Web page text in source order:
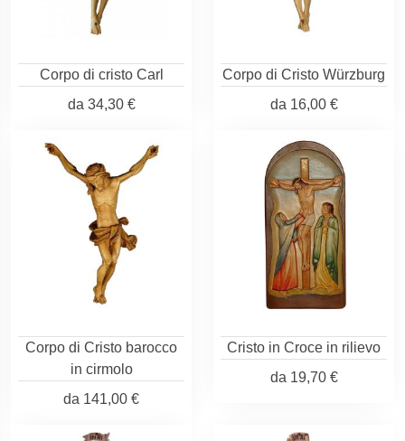
Corpo di cristo Carl
da 34,30 €
Corpo di Cristo Würzburg
da 16,00 €
Corpo di Cristo barocco
in cirmolo
da 141,00 €
Cristo in Croce in rilievo
da 19,70 €